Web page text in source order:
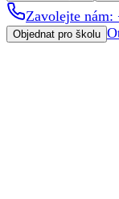
Zavolejte nám:
Objednat pro školu